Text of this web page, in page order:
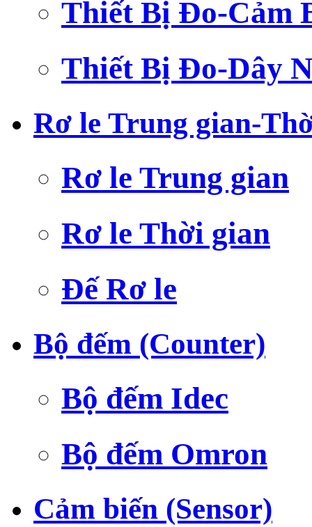
Thiết Bị Đo-Cảm
Thiết Bị Đo-Dây
Rơ le Trung gian-
Rơ le Trung gian
Rơ le Thời gian
Đế Rơ le
Bộ đếm (Counter)
Bộ đếm Idec
Bộ đếm Omron
Cảm biến (Sensor)